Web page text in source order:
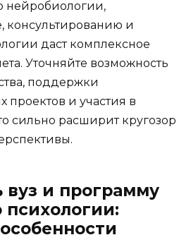
нейробиологии,
консультированию и
даст комплексное
Уточняйте возможность
поддержки
проектов и участия в
сильно расширит кругозор
вуз и программу
психологии: